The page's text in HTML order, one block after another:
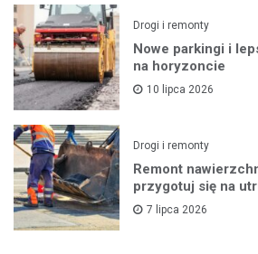
Drogi i remonty
Nowe parkingi i
na horyzoncie
10 lipca 2026
Drogi i remonty
Remont
przygotuj się na
7 lipca 2026